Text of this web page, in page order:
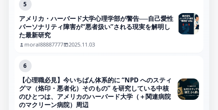
5
アメリカ・ハーバード大学心理学部が警告──自己愛性
パーソナリティ障害が“悪者扱い”される現実を解明し
た最新研究
moral88887777 2025.11.03
6
【心理職必見】今いちばん体系的に “NPD へのスティ
グマ（烙印・悪者化）そのもの” を研究している中核
のひとつは、アメリカのハーバード大学（＋関連病院
のマクリーン病院）周辺